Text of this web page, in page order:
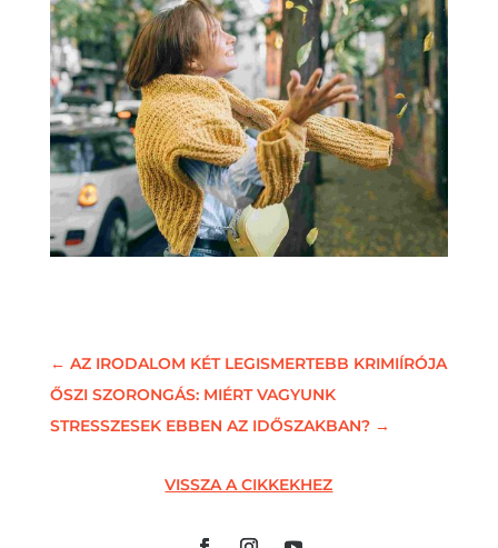
← AZ IRODALOM KÉT LEGISMERTEBB KRIMIÍRÓJA
ŐSZI SZORONGÁS: MIÉRT VAGYUNK
STRESSZESEK EBBEN AZ IDŐSZAKBAN?→
VISSZA A CIKKEKHEZ